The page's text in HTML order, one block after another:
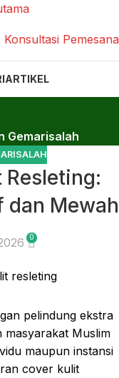
Konsultasi
ARTIKEL
Gemarisalah
dan Mewah
0
pelindung ekstra
masyarakat Muslim
maupun instansi
cover kulit